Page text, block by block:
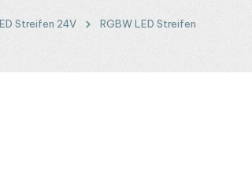
Streifen 24V RGBW LED Streifen